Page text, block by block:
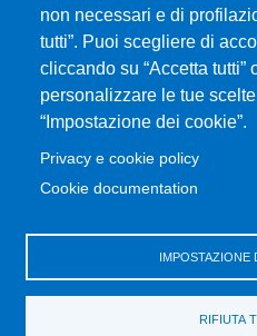
non necessari e di
tutti”. Puoi scegliere di
cliccando su “Accetta tutti”
personalizzare le tue
“Impostazione dei cookie”.
Privacy e cookie policy
Cookie documentation
IMPOSTAZIONE
RIFIUTA
Servizi per Disabilità e DSA
Sostieni Unime
Performance - trasparenza
Amministrazione trasparente
Note Legali
Atti di notifica
Pianificazione strategica
Privacy e cookie policy
Rivedi le tue scelte sui cookie